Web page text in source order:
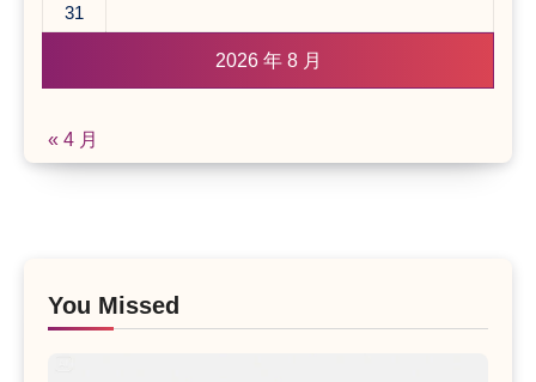
2026 年 8 月
31
« 4 月
You Missed